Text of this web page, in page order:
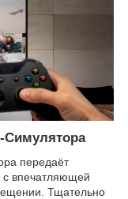
передаёт
с впечатляющей
Тщательно